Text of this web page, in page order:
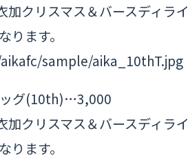
クリスマス＆バースディライ
ります。
sample/aika_10thT.jpg
グ(10th)…3,000
クリスマス＆バースディライ
ります。